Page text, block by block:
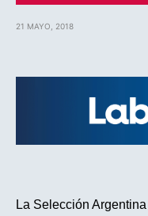
21 MAYO, 2018
La Selección